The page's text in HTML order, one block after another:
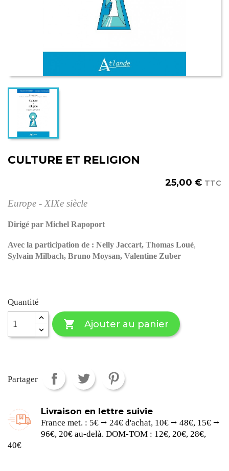
CULTURE ET RELIGION
25,00 € TTC
Europe - XIXe siècle
Dirigé par Michel Rapoport
Avec la participation de : Nelly Jaccart, Thomas Loué,
Sylvain Milbach, Bruno Moysan, Valentine Zuber
Quantité
 Ajouter au panier
Partager
Livraison en lettre suivie
France met. : 5€ ⭢ 24€ d'achat, 10€ ⭢ 48€, 15€ ⭢
96€, 20€ au-delà. DOM-TOM : 12€, 20€, 28€,
40€